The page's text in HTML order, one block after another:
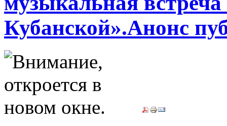
Кубанской».Анонс